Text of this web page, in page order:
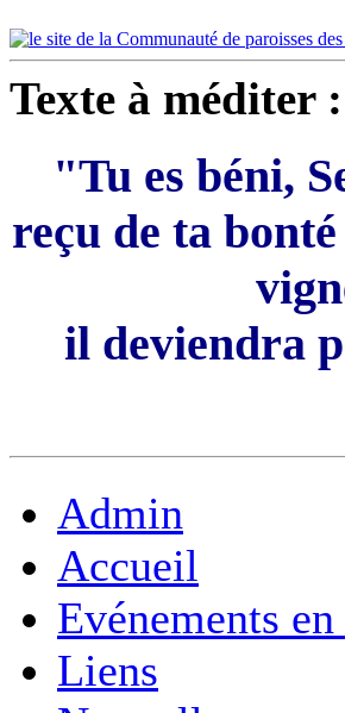
Texte à méditer :
"Tu es béni,
reçu de ta
il deviendra
Admin
Accueil
Evénements
Liens